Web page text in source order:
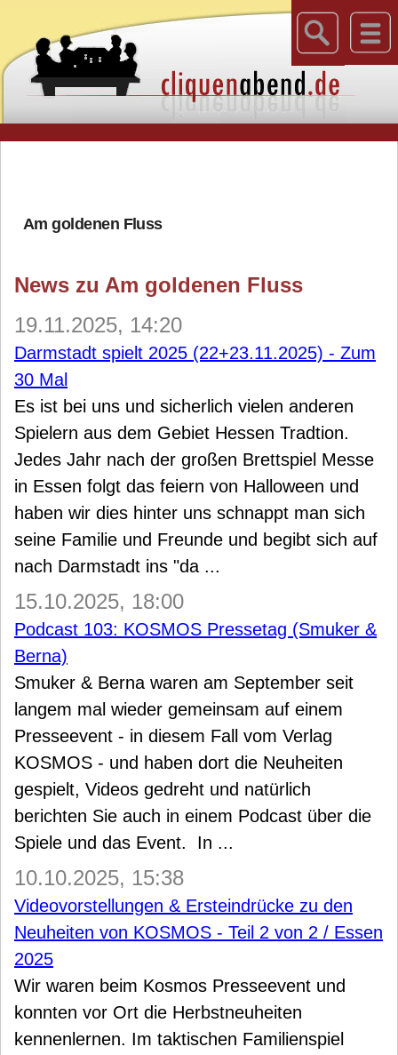
Am goldenen Fluss
News zu Am goldenen Fluss
19.11.2025, 14:20
Darmstadt spielt 2025 (22+23.11.2025) - Zum
30 Mal
Es ist bei uns und sicherlich vielen anderen
Spielern aus dem Gebiet Hessen Tradtion.
Jedes Jahr nach der großen Brettspiel Messe
in Essen folgt das feiern von Halloween und
haben wir dies hinter uns schnappt man sich
seine Familie und Freunde und begibt sich auf
nach Darmstadt ins "da ...
15.10.2025, 18:00
Podcast 103: KOSMOS Pressetag (Smuker &
Berna)
Smuker & Berna waren am September seit
langem mal wieder gemeinsam auf einem
Presseevent - in diesem Fall vom Verlag
KOSMOS - und haben dort die Neuheiten
gespielt, Videos gedreht und natürlich
berichten Sie auch in einem Podcast über die
Spiele und das Event. In ...
10.10.2025, 15:38
Videovorstellungen & Ersteindrücke zu den
Neuheiten von KOSMOS - Teil 2 von 2 / Essen
2025
Wir waren beim Kosmos Presseevent und
konnten vor Ort die Herbstneuheiten
kennenlernen. Im taktischen Familienspiel